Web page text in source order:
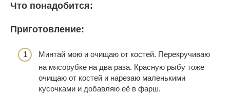
Что понадобится:
Приготовление:
Минтай мою и очищаю от костей. Перекручиваю
на мясорубке на два раза. Красную рыбу тоже
очищаю от костей и нарезаю маленькими
кусочками и добавляю её в фарш.